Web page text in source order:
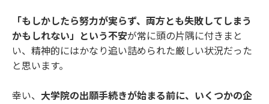
「もしかしたら努力が実らず、両方とも失敗してしまう
かもしれない」という不安が常に頭の片隅に付きまと
い、精神的にはかなり追い詰められた厳しい状況だった
と思います。
幸い、 大学院の出願手続きが始まる前に、いくつかの企